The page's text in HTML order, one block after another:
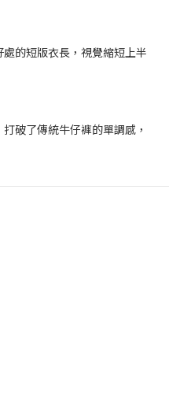
的短版衣長，視覺縮短上半
打破了傳統牛仔褲的單調感，